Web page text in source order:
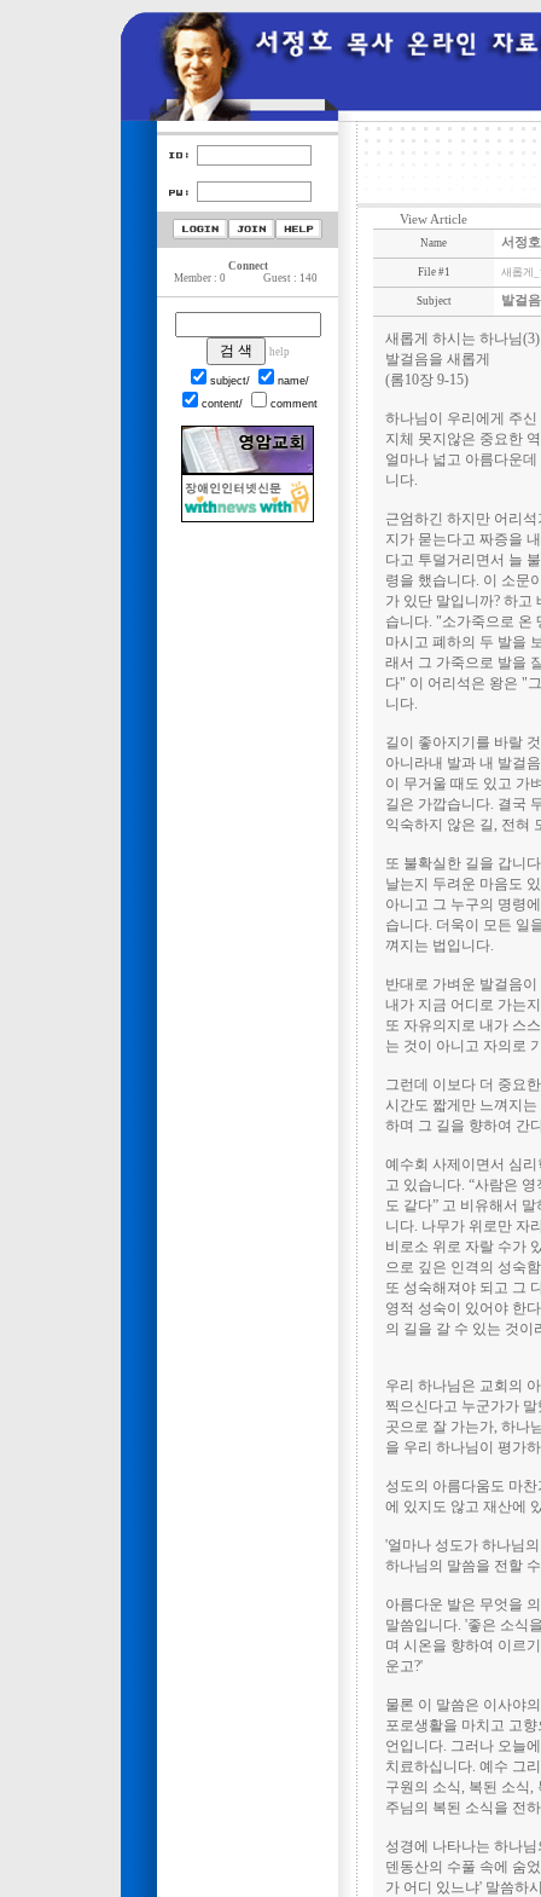
Connect
Member : 0
Guest : 140
help
subject/
name/
content/
comment
View Article
Name 서정호
File #1 새롭게
Subject 발걸
새롭게 하시는 하나님(3)
발걸음을 새롭게
(롬10장 9-15)
하나님이 우리에게 주
지체 못지않은 중요한
얼마나 넓고 아름다운
니다.
근엄하긴 하지만 어리
지가 묻는다고 짜증을
다고 투덜거리면서 늘
령을 했습니다. 이 소문
가 있단 말입니까? 하고
습니다. "소가죽으로 온
마시고 폐하의 두 발을
래서 그 가죽으로 발을
다" 이 어리석은 왕은 "
니다.
길이 좋아지기를 바랄
아니라내 발과 내 발걸
이 무거울 때도 있고 가
길은 가깝습니다. 결국
익숙하지 않은 길, 전혀
또 불확실한 길을 갑니
날는지 두려운 마음도
아니고 그 누구의 명령
습니다. 더욱이 모든 일
껴지는 법입니다.
반대로 가벼운 발걸음
내가 지금 어디로 가는
또 자유의지로 내가 스
는 것이 아니고 자의로
그런데 이보다 더 중요
시간도 짧게만 느껴지
하며 그 길을 향하여 간
예수회 사제이면서 심
고 있습니다. “사람은
도 같다” 고 비유해서
니다. 나무가 위로만 자
비로소 위로 자랄 수가
으로 깊은 인격의 성숙
또 성숙해져야 되고 그
영적 성숙이 있어야 한
의 길을 갈 수 있는 것이
우리 하나님은 교회의
찍으신다고 누군가가
곳으로 잘 가는가, 하나
을 우리 하나님이 평가
성도의 아름다움도 마
에 있지도 않고 재산에
'얼마나 성도가 하나님
하나님의 말씀을 전할
아름다운 발은 무엇을
말씀입니다. '좋은 소식
며 시온을 향하여 이르
운고?'
물론 이 말씀은 이사야
포로생활을 마치고 고
언입니다. 그러나 오늘
치료하십니다. 예수 그
구원의 소식, 복된 소식
주님의 복된 소식을 전
성경에 나타나는 하나
덴동산의 수풀 속에 숨
가 어디 있느냐' 말씀하